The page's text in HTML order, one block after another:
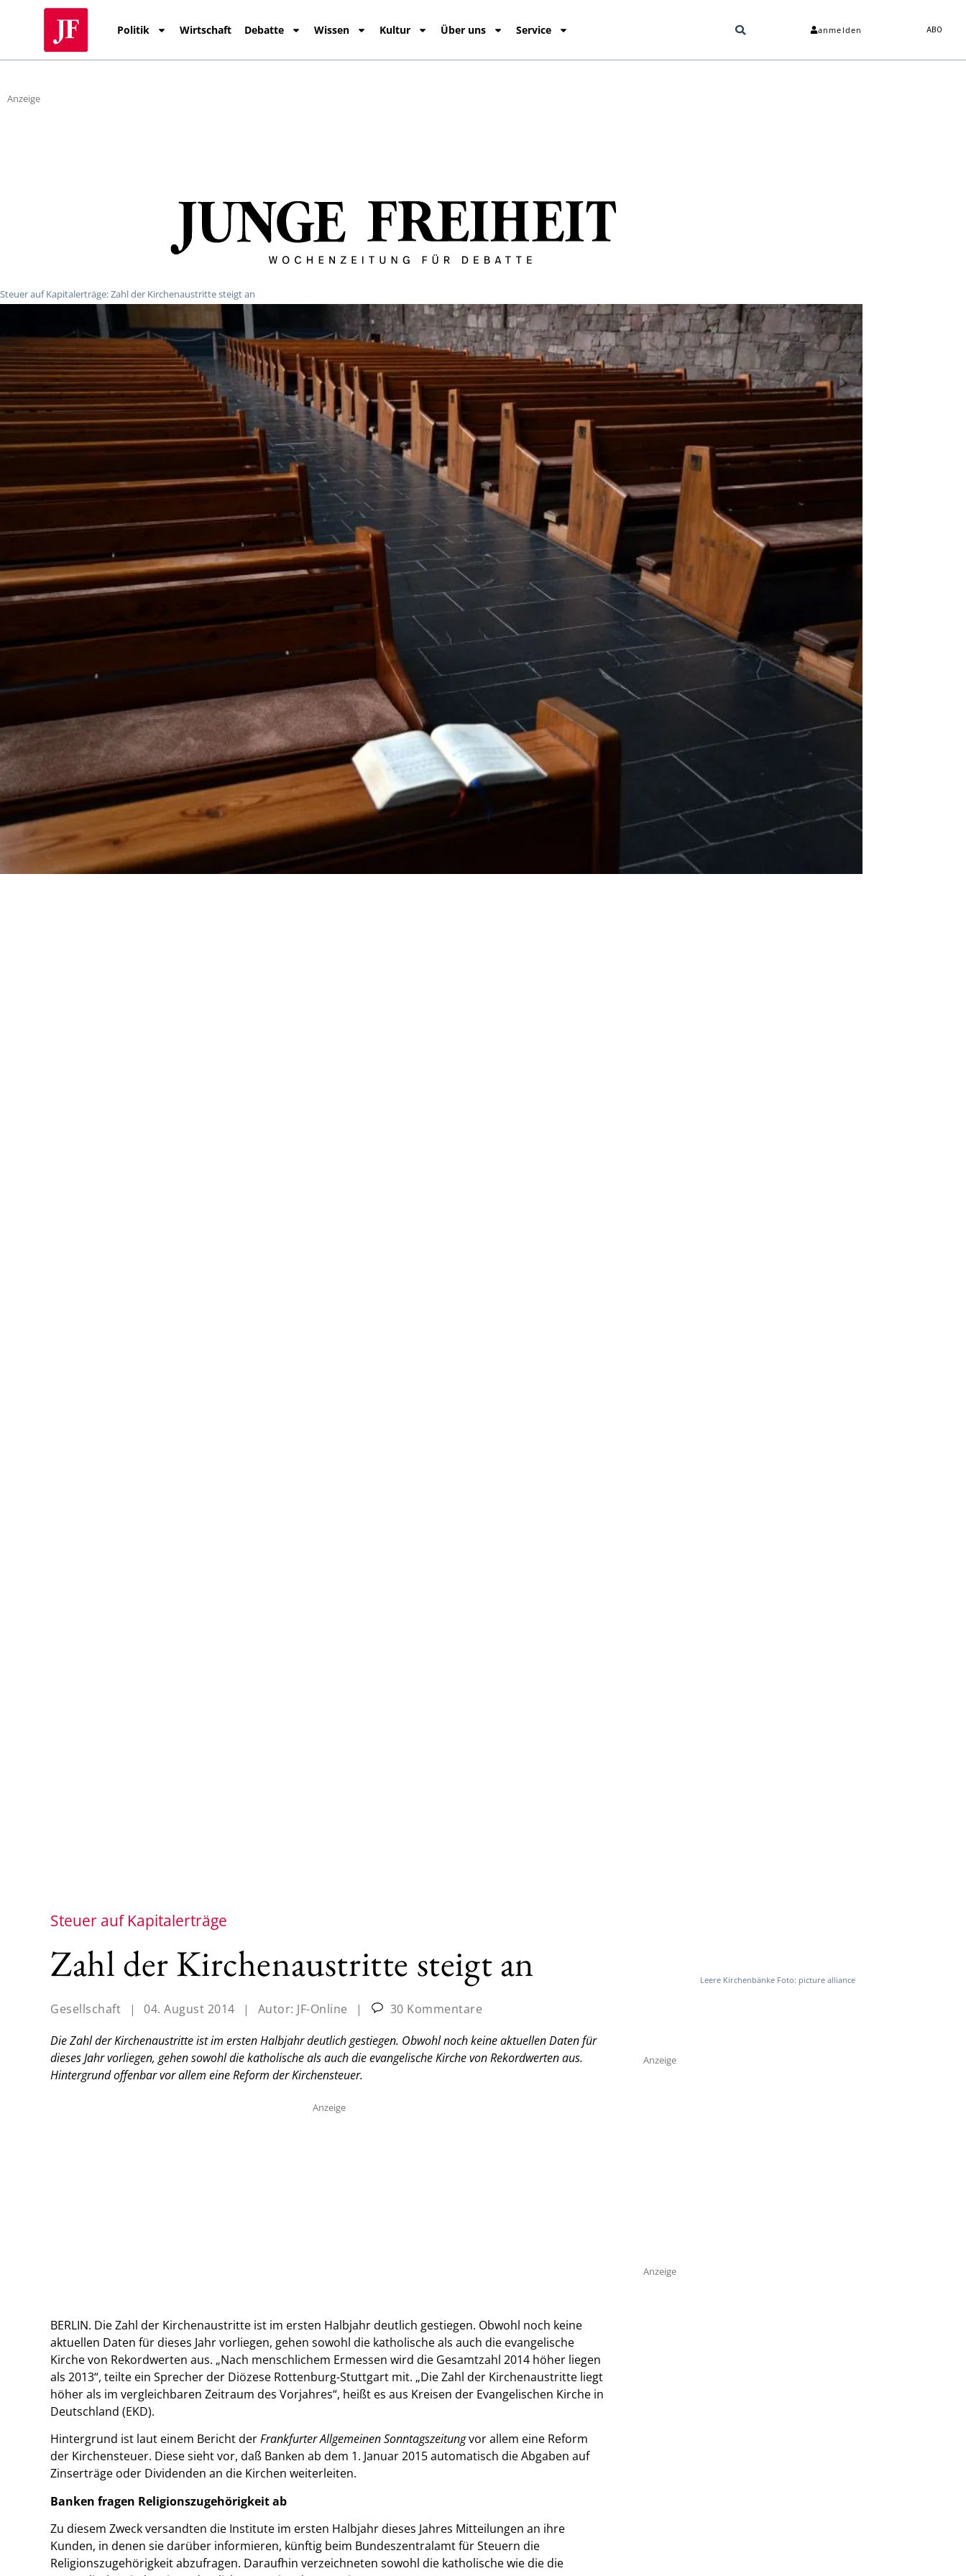
Politik Wirtschaft Debatte Wissen Kultur Über uns Service anmelden ABO
Anzeige
Steuer auf Kapitalerträge: Zahl der Kirchenaustritte steigt an
Steuer auf Kapitalerträge
Zahl der Kirchenaustritte steigt an
Gesellschaft | 04. August 2014 | Autor: JF-Online |
30 Kommentare
Die Zahl der Kirchenaustritte ist im ersten Halbjahr deutlich gestiegen. Obwohl noch keine aktuellen Daten für
dieses Jahr vorliegen, gehen sowohl die katholische als auch die evangelische Kirche von Rekordwerten aus.
Hintergrund offenbar vor allem eine Reform der Kirchensteuer.
Anzeige
BERLIN. Die Zahl der Kirchenaustritte ist im ersten Halbjahr deutlich gestiegen. Obwohl noch keine
aktuellen Daten für dieses Jahr vorliegen, gehen sowohl die katholische als auch die evangelische
Kirche von Rekordwerten aus. „Nach menschlichem Ermessen wird die Gesamtzahl 2014 höher liegen
als 2013“, teilte ein Sprecher der Diözese Rottenburg-Stuttgart mit. „Die Zahl der Kirchenaustritte liegt
höher als im vergleichbaren Zeitraum des Vorjahres“, heißt es aus Kreisen der Evangelischen Kirche in
Deutschland (EKD).
Hintergrund ist laut einem Bericht derFrankfurter Allgemeinen Sonntagszeitungvor allem eine Reform
der Kirchensteuer. Diese sieht vor, daß Banken ab dem 1. Januar 2015 automatisch die Abgaben auf
Zinserträge oder Dividenden an die Kirchen weiterleiten.
Banken fragen Religionszugehörigkeit ab
Zu diesem Zweck versandten die Institute im ersten Halbjahr dieses Jahres Mitteilungen an ihre
Kunden, in denen sie darüber informieren, künftig beim Bundeszentralamt für Steuern die
Religionszugehörigkeit abzufragen. Daraufhin verzeichneten sowohl die katholische wie die die
Leere Kirchenbänke Foto: picture alliance
Anzeige
Anzeige